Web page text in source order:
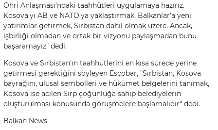
Ohri Anlaşması'ndaki taahhütleri uygulamaya hazırız.
Kosova'yı AB ve NATO'ya yaklaştırmak, Balkanlar'a yeni
yatırımlar getirmek, Sırbistan dahil olmak üzere. Ancak,
işbirliği olmadan ve ortak bir vizyonu paylaşmadan bunu
başaramayız" dedi.
Kosova ve Sırbistan'ın taahhütlerini en kısa sürede yerine
getirmesi gerektiğini söyleyen Escobar, "Sırbistan, Kosova
bayrağını, ulusal sembolleri ve hükümet belgelerini tanımak,
Kosova ise acilen Sırp çoğunluğa sahip belediyelerin
oluşturulması konusunda görüşmelere başlamalıdır" dedi.
Balkan News